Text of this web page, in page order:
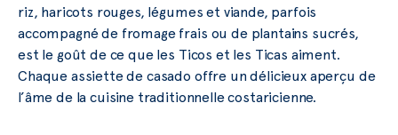
riz, haricots rouges, légumes et viande, parfois
accompagné de fromage frais ou de plantains sucrés,
est le goût de ce que les Ticos et les Ticas aiment.
Chaque assiette de casado offre un délicieux aperçu de
l’âme de la cuisine traditionnelle costaricienne.